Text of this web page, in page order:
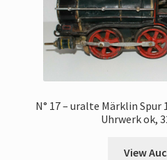
N° 17 – uralte Märklin
Uhrwerk ok,
View